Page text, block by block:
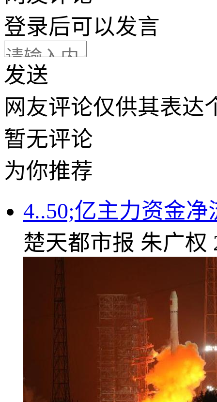
登录后可以发言
发送
网友评论仅供其表达
暂无评论
为你推荐
4..50;亿主力资金净
楚天都市报 朱广权